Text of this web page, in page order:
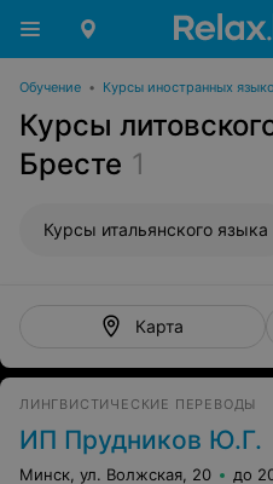
Обучение • Курсы иностранных
Курсы
Бресте 1
Курсы итальянского языка
Карта
ЛИНГВИСТИЧЕСКИЕ ПЕРЕВОДЫ
ИП Прудников Ю.Г.
Минск, ул. Волжская, 20 до